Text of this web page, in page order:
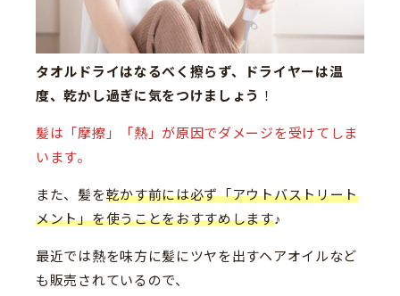
タオルドライはなるべく擦らず、ドライヤーは温
度、乾かし過ぎに気をつけましょう ！
髪は「摩擦」「熱」が原因でダメージを受けてしま
います。
また、髪を乾かす前には必ず「アウトバストリート
メント」を使うことをおすすめします♪
最近では熱を味方に髪にツヤを出すヘアオイルなど
も販売されているので、